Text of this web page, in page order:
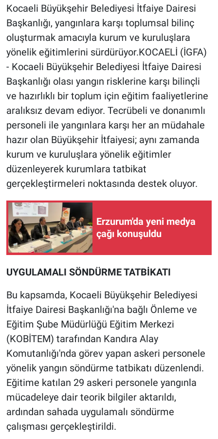
Kocaeli Büyükşehir Belediyesi İtfaiye Dairesi
Başkanlığı, yangınlara karşı toplumsal bilinç
oluşturmak amacıyla kurum ve kuruluşlara
yönelik eğitimlerini sürdürüyor.KOCAELİ (İGFA)
- Kocaeli Büyükşehir Belediyesi İtfaiye Dairesi
Başkanlığı olası yangın risklerine karşı bilinçli
ve hazırlıklı bir toplum için eğitim faaliyetlerine
aralıksız devam ediyor. Tecrübeli ve donanımlı
personeli ile yangınlara karşı her an müdahale
hazır olan Büyükşehir İtfaiyesi; aynı zamanda
kurum ve kuruluşlara yönelik eğitimler
düzenleyerek kurumlara tatbikat
gerçekleştirmeleri noktasında destek oluyor.
Erzurum'da yeni medya
çağı konuşuldu
UYGULAMALI SÖNDÜRME TATBİKATI
Bu kapsamda, Kocaeli Büyükşehir Belediyesi
İtfaiye Dairesi Başkanlığı'na bağlı Önleme ve
Eğitim Şube Müdürlüğü Eğitim Merkezi
(KOBİTEM) tarafından Kandıra Alay
Komutanlığı'nda görev yapan askeri personele
yönelik yangın söndürme tatbikatı düzenlendi.
Eğitime katılan 29 askeri personele yangınla
mücadeleye dair teorik bilgiler aktarıldı,
ardından sahada uygulamalı söndürme
çalışması gerçekleştirildi.